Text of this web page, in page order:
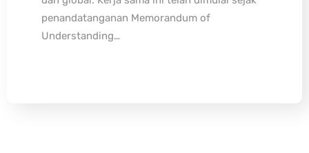
penandatanganan Memorandum of
Understanding…